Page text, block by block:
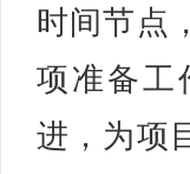
时间节点
项准备工
进，为项